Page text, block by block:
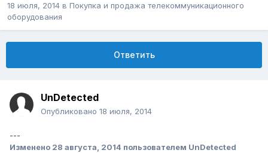
18 июля, 2014 в Покупка и продажа телекоммуникационного
оборудования
Ответить
UnDetected
Опубликовано 18 июля, 2014
---
Изменено 28 августа, 2014 пользователем UnDetected